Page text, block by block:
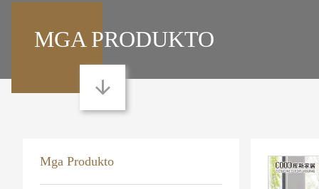
MGA PRODUKTO
Mga Produkto